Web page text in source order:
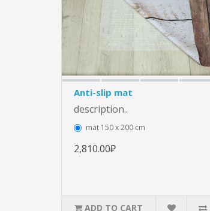
Anti-slip mat
description..
mat 150 x 200 cm
2,810.00₽
ADD TO CART